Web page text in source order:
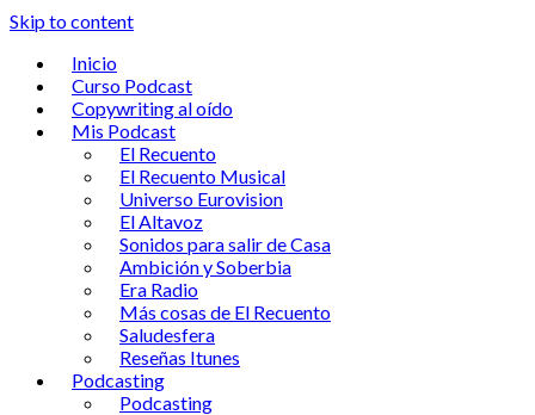
Skip to content
Inicio
Curso Podcast
Copywriting al oído
Mis Podcast
El Recuento
El Recuento Musical
Universo Eurovision
El Altavoz
Sonidos para salir de Casa
Ambición y Soberbia
Era Radio
Más cosas de El Recuento
Saludesfera
Reseñas Itunes
Podcasting
Podcasting